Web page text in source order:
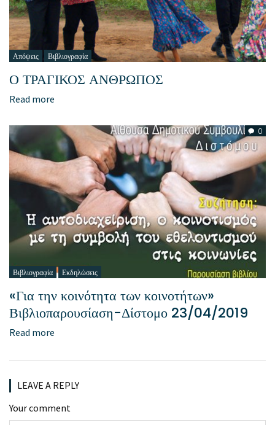
Απόψεις Βιβλιογραφία
Ο ΤΡΑΓΙΚΟΣ ΑΝΘΡΩΠΟΣ
Read more
0
Βιβλιογραφία Εκδηλώσεις
«Για την κοινότητα των κοινοτήτων»
Βιβλιοπαρουσίαση-Δίστομο 23/04/2019
Read more
LEAVE A REPLY
Your comment